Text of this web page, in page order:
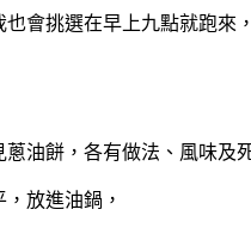
會挑選在早上九點就跑來
油餅，各有做法、風味及
放進油鍋，